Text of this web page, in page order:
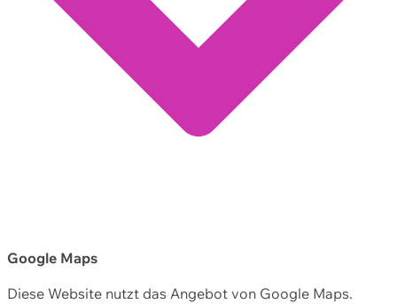
Google Maps
Diese Website nutzt das Angebot von Google Maps.